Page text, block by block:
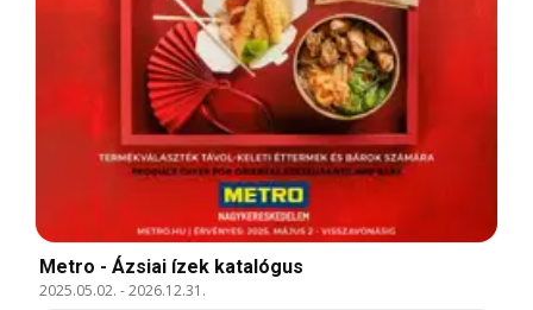
Metro - Ázsiai ízek katalógus
2025.05.02. -2026.12.31.